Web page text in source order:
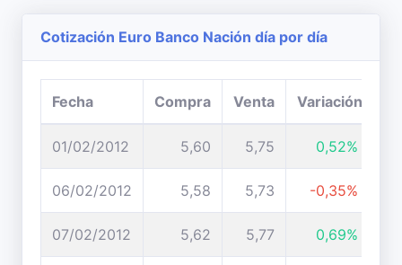
Cotización Euro Banco Nación día por día
Fecha Compra Venta Variación
01/02/2012 5,60 5,75 0,52%
06/02/2012 5,58 5,73 -0,35%
07/02/2012 5,62 5,77 0,69%